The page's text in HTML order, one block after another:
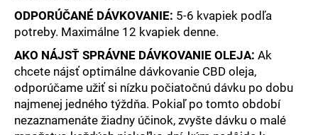
ODPORÚČANÉ DÁVKOVANIE: 5-6 kvapiek podľa
potreby. Maximálne 12 kvapiek denne.
AKO NÁJSŤ SPRÁVNE DÁVKOVANIE OLEJA: Ak
chcete nájsť optimálne dávkovanie CBD oleja,
odporúčame užiť si nízku počiatočnú dávku po dobu
najmenej jedného týždňa. Pokiaľ po tomto období
nezaznamenáte žiadny účinok, zvyšte dávku o malé